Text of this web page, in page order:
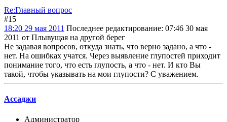
Re:Главный вопрос
#15
18:20 29 мая 2011 Последнее редактирование: 07:46 30 мая
2011 от Плывущая на другой берег
Не задавая вопросов, откуда знать, что верно задано, а что -
нет. На ошибках учатся. Через выявление глупостей приходит
понимание того, что есть глупость, а что - нет. И кто Вы
такой, чтобы указывать на мои глупости? С уважением.
Ассаджи
Администратор